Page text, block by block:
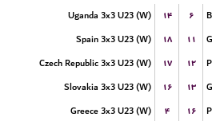
Uganda 3x3 U23 (W)
۱۴ ۶
Spain 3x3 U23 (W)
۱۸ ۱۱
Czech Republic 3x3 U23 (W)
۱۷ ۱۲
Slovakia 3x3 U23 (W)
۱۶ ۱۳
Greece 3x3 U23 (W)
۴ ۱۶